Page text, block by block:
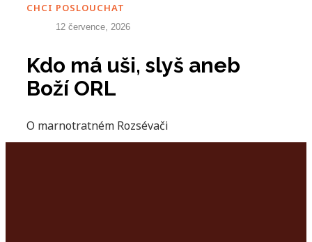
CHCI POSLOUCHAT
12 července, 2026
Kdo má uši, slyš aneb
Boží ORL
O marnotratném Rozsévači